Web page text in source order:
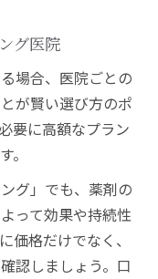
グ医院
場合、医院ごとの
が賢い選び方のポ
要に高額なプラン
。
グ」でも、薬剤の
って効果や持続性
価格だけでなく、
認しましょう。口